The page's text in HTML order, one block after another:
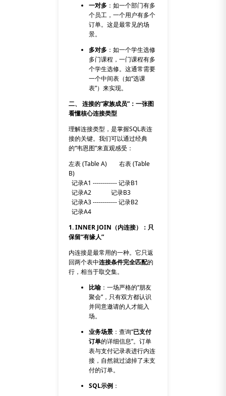
一对多 ：如一个部门有多
个员工，一个用户有多个
订单。这是最常见的场
景。
多对多 ：如一个学生选修
多门课程，一门课程有多
个学生选修。这通常需要
一个中间表（如“选课
表”）来实现。
二、 连接的“家族成员”：一张图
看懂核心连接类型
理解连接类型，是掌握SQL表连
接的关键。我们可以通过经典
的“韦恩图”来直观感受：
左表 (Table A) 右表 (Table
B)
记录A1 ------------ 记录B1
记录A2 记录B3
记录A3 ------------ 记录B2
记录A4
1. INNER JOIN（内连接）：只
保留“有缘人”
内连接是最常用的一种。它只返
回两个表中连接条件完全匹配的
行，相当于取交集。
比喻 ：一场严格的“朋友
聚会”，只有双方都认识
并同意邀请的人才能入
场。
业务场景 ：查询“已支付
订单的详细信息”。订单
表与支付记录表进行内连
接，自然就过滤掉了未支
付的订单。
SQL示例 ：